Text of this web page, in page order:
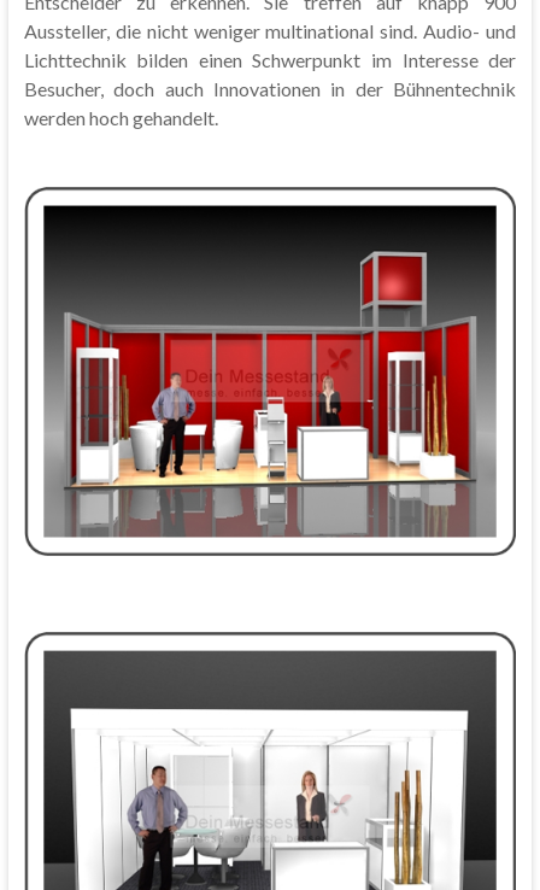
Aussteller, die nicht weniger multinational sind. Audio- und
Lichttechnik bilden einen Schwerpunkt im Interesse der
Besucher, doch auch Innovationen in der Bühnentechnik
werden hoch gehandelt.